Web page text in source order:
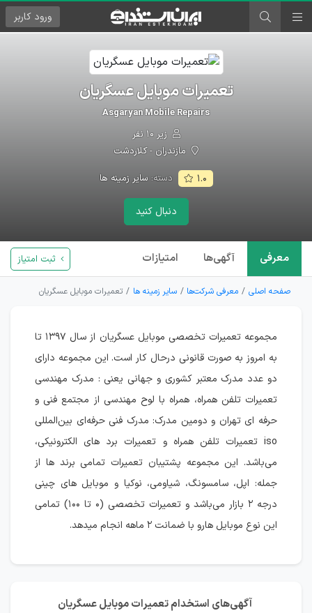
ورود کاربر
تعمیرات موبایل عسگریان
Asgaryan Mobile Repairs
زیر ۱۰ نفر
مازندران - کلاردشت
۱.۰ دسته:سایر زمینه ها
دنبال کنید
معرفی آگهی‌ها امتیازات ثبت امتیاز
صفحه اصلی معرفی شرکت‌ها سایر زمینه ها تعمیرات موبایل عسگریان
مجموعه تعمیرات تخصصی موبایل عسگریان از سال ۱۳۹۷ تا
به امروز به صورت قانونی درحال کار است. این مجموعه دارای
دو عدد مدرک معتبر کشوری و جهانی یعنی : مدرک مهندسی
تعمیرات تلفن همراه، همراه با لوح مهندسی از مجتمع فنی و
حرفه ای تهران و دومین مدرک: مدرک فنی حرفه‌ای بین‌المللی
iso تعمیرات تلفن همراه و تعمیرات برد های الکترونیکی،
می‌باشد. این مجموعه پشتیبان تعمیرات تمامی برند ها از
جمله: اپل، سامسونگ، شیاومی، نوکیا و موبایل های چینی
درجه ۲ بازار می‌باشد و تعمیرات تخصصی (۰ تا ۱۰۰) تمامی
این نوع موبایل هارو با ضمانت ۲ ماهه انجام میدهد.
آگهی‌های استخدام تعمیرات موبایل عسگریان